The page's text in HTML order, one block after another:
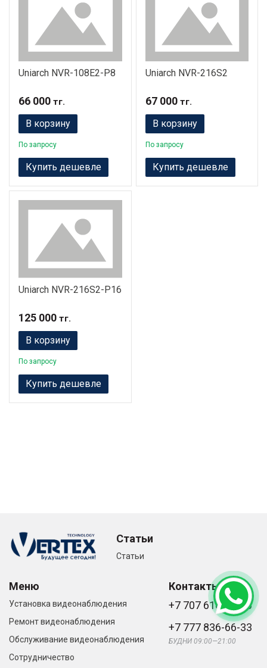
Uniarch NVR-108E2-P8
66 000 тг.
В корзину
По запросу
Купить дешевле
Uniarch NVR-216S2
67 000тг.
В корзину
По запросу
Купить дешевле
Uniarch NVR-216S2-P16
125 000 тг.
В корзину
По запросу
Купить дешевле
Статьи
Статьи
Меню
Установка видеонаблюдения
Ремонт видеонаблюдения
Обслуживание видеонаблюдения
Сотрудничество
Контакты
+7 707 616-61-66
+7 777 836-66-33
БУДНИ 09:00—21:00